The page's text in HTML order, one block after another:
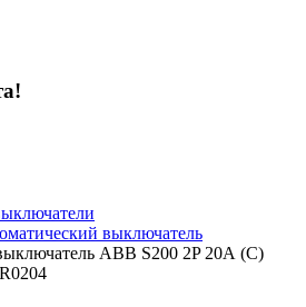
выключатель
ABB S200 2P 20А (C)